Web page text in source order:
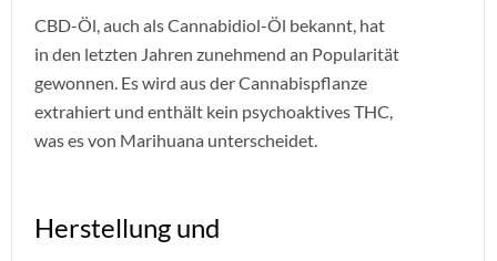
CBD-Öl, auch als Cannabidiol-Öl bekannt, hat
in den letzten Jahren zunehmend an Popularität
gewonnen. Es wird aus der Cannabispflanze
extrahiert und enthält kein psychoaktives THC,
was es von Marihuana unterscheidet.
Herstellung und